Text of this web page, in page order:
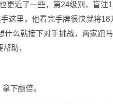
更近了一些，第24级别，盲注
这里，他看完手牌很快就将18
么就接下对手挑战，两家跑
助，
下翻倍。